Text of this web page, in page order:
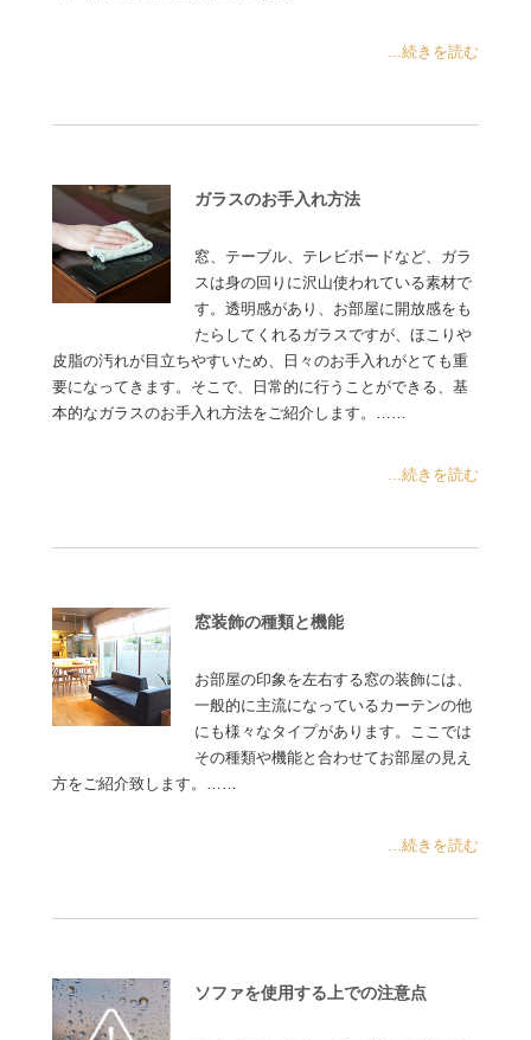
...続きを読む
ガラスのお手入れ方法
窓、テーブル、テレビボードなど、ガラ
スは身の回りに沢山使われている素材で
す。透明感があり、お部屋に開放感をも
たらしてくれるガラスですが、ほこりや
皮脂の汚れが目立ちやすいため、日々のお手入れがとても重
要になってきます。そこで、日常的に行うことができる、基
本的なガラスのお手入れ方法をご紹介します。……
...続きを読む
窓装飾の種類と機能
お部屋の印象を左右する窓の装飾には、
一般的に主流になっているカーテンの他
にも様々なタイプがあります。ここでは
その種類や機能と合わせてお部屋の見え
方をご紹介致します。……
...続きを読む
ソファを使用する上での注意点